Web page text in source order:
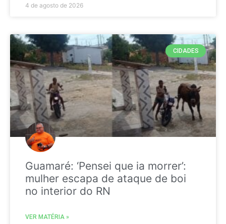
4 de agosto de 2026
CIDADES
Guamaré: ‘Pensei que ia morrer’:
mulher escapa de ataque de boi
no interior do RN
VER MATÉRIA »